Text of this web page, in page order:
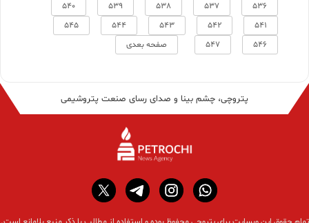
536
537
538
539
540
541
542
543
544
545
546
547 صفحه بعدی
پتروچی، چشم بینا و صدای رسای صنعت پتروشیمی